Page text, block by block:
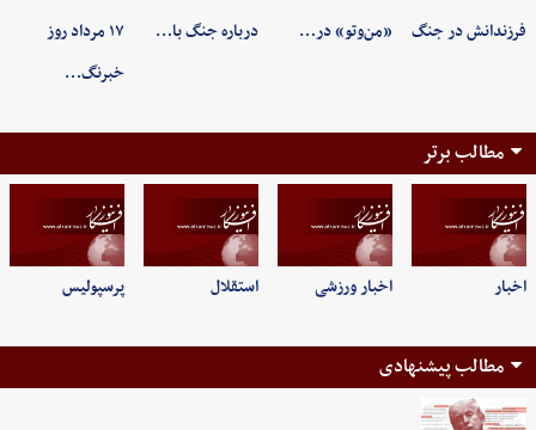
فرزندانش در جنگ
«من‌وتو» در…
درباره جنگ با…
۱۷ مرداد روز
خبرنگ…
مطالب برتر
اخبار اخبار ورزشی استقلال پرسپولیس
مطالب پیشنهادی